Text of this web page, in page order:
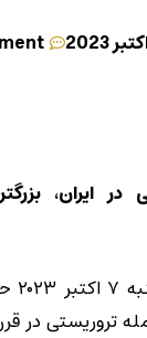
ایران،
تروریستی در